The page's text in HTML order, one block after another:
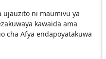
ujauzito ni maumivu ya
kawaida ama
cha Afya endapoyatakuwa